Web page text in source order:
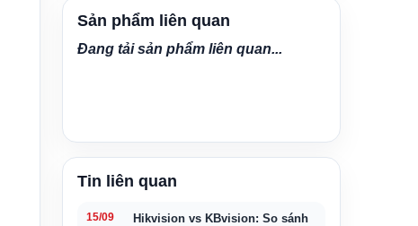
Sản phẩm liên quan
Đang tải sản phẩm liên quan...
Tin liên quan
15/09
Hikvision vs KBvision: So sánh